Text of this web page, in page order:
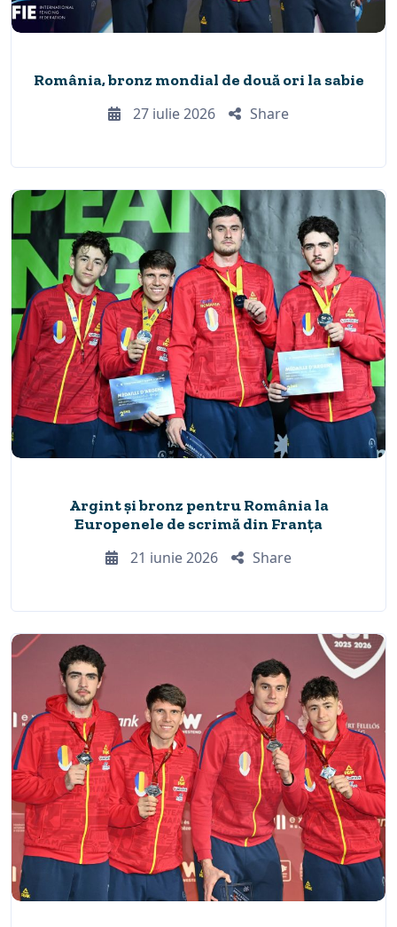
România, bronz mondial de două ori la sabie
27 iulie 2026
Share
Argint și bronz pentru România la
Europenele de scrimă din Franța
21 iunie 2026
Share